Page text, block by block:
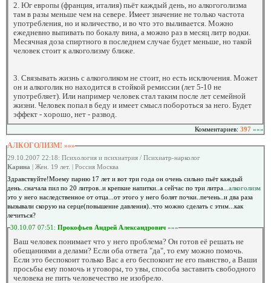
2. Юг европы (франция, италия) пьёт каждый день, но алкогоголизма
там в разы меньше чем на севере. Имеет значение не только частота
употребления, но и количество, и во что это выливается. Можно
ежедневно выпивать по бокалу вина, а можно раз в месяц литр водки.
Месячная доза спиртного в последнем случае будет меньше, но такой
человек стоит к алкоголизму ближе.
3. Связывать жизнь с алкоголиком не стоит, но есть исключения. Может
он и алкоголик но находится в стойкой ремиссии (лет 5-10 не
употребляет). Или например человек стал таким после лет семейной
жизни. Человек попал в беду и имеет смысл побороться за него. Будет
эффект - хорошо, нет - развод.
Комментариев: 397 »»»
АЛКОГОЛИЗМ! »»»
29.10.2007 22:18: Психология и психиатрия / Психиатр-нарколог
Карина | Жен. 19 лет. | Россия Москва
Здравствуйте!Моему парню 17 лет и вот три года он очень сильно пьёт каждый
день..сначала пил по 20 литров..и крепкие напитки..а сейчас по три литра... алкоголизм
это у него наследственное от отца...от этого у него болят почки..печень..и два раза
вызывали скорую на серце(повышение давления)..что можно сделать с этим...как
лечиться?
30.10.07 07:51: Прокофьев Андрей Александрович »»»
Ваш человек понимает что у него проблема? Он готов её решать не
обещаниями а делами? Если оба ответа "да", то ему можно помочь.
Если это беспокоит только Вас а его беспокоит не его пьянство, а Ваши
просьбы ему помочь и уговоры, то увы, способа заставить свободного
человека не пить человечество не изобрело.